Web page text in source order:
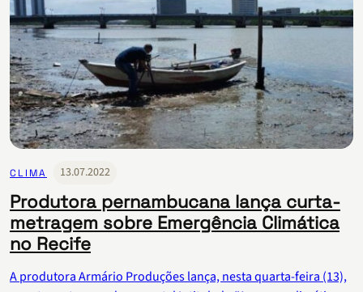
CLIMA 13.07.2022
Produtora pernambucana lança curta-
metragem sobre Emergência Climática
no Recife
A produtora Armário Produções lança, nesta quarta-feira (13),